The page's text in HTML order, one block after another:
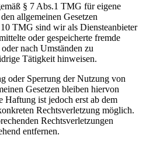
§ 7 Abs.1 TMG für eigene
allgemeinen Gesetzen
TMG sind wir als Diensteanbieter
oder gespeicherte fremde
nach Umständen zu
Tätigkeit hinweisen.
oder Sperrung der Nutzung von
Gesetzen bleiben hiervon
Haftung ist jedoch erst ab dem
Rechtsverletzung möglich.
Rechtsverletzungen
entfernen.